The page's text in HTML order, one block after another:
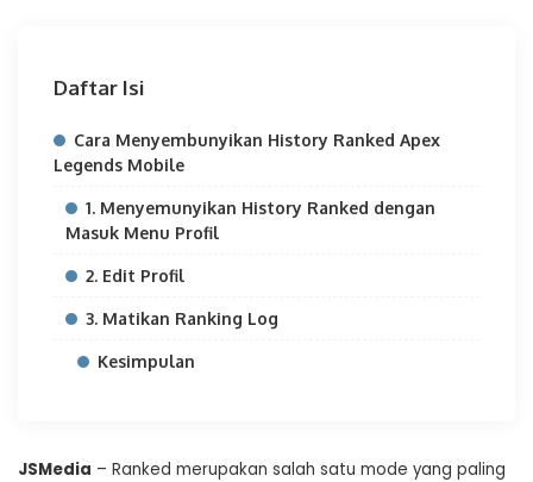
Daftar Isi
Cara Menyembunyikan History Ranked Apex
Legends Mobile
1. Menyemunyikan History Ranked dengan
Masuk Menu Profil
2. Edit Profil
3. Matikan Ranking Log
Kesimpulan
JSMedia – Ranked merupakan salah satu mode yang paling